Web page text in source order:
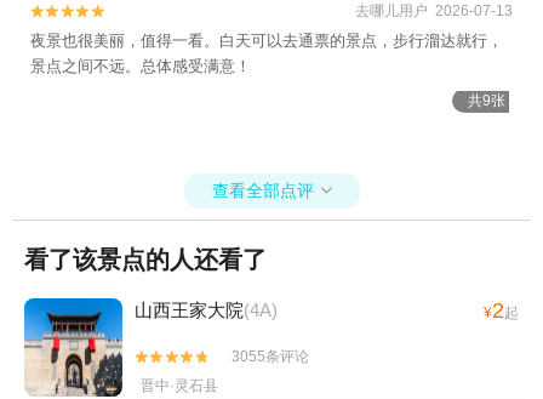

 去哪儿用户 2026-07-13
夜景也很美丽，值得一看。白天可以去通票的景点，步行溜达就行，
景点之间不远。总体感受满意！
共9张
查看全部点评 
看了该景点的人还看了
山西王家大院(4A) ¥2起


3055条评论
晋中·灵石县